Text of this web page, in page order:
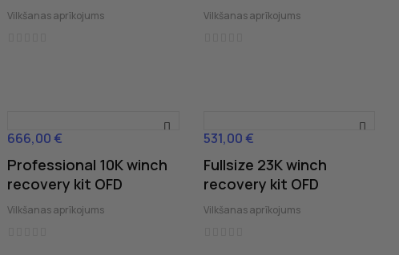
Vilkšanas aprīkojums Vilkšanas aprīkojums
Cena
666,00 €
Professional 10K winch
recovery kit OFD
Vilkšanas aprīkojums
Cena
531,00 €
Fullsize 23K winch
recovery kit OFD
Vilkšanas aprīkojums